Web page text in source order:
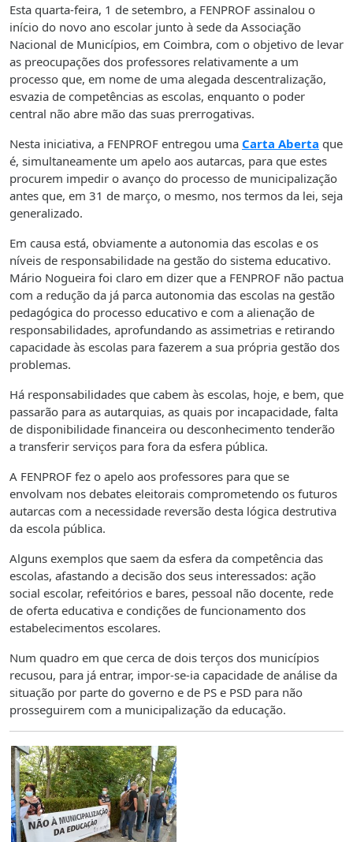
Esta quarta-feira, 1 de setembro, a FENPROF assinalou o
início do novo ano escolar junto à sede da Associação
Nacional de Municípios, em Coimbra, com o objetivo de levar
as preocupações dos professores relativamente a um
processo que, em nome de uma alegada descentralização,
esvazia de competências as escolas, enquanto o poder
central não abre mão das suas prerrogativas.
Nesta iniciativa, a FENPROF entregou uma Carta Aberta que
é, simultaneamente um apelo aos autarcas, para que estes
procurem impedir o avanço do processo de municipalização
antes que, em 31 de março, o mesmo, nos termos da lei, seja
generalizado.
Em causa está, obviamente a autonomia das escolas e os
níveis de responsabilidade na gestão do sistema educativo.
Mário Nogueira foi claro em dizer que a FENPROF não pactua
com a redução da já parca autonomia das escolas na gestão
pedagógica do processo educativo e com a alienação de
responsabilidades, aprofundando as assimetrias e retirando
capacidade às escolas para fazerem a sua própria gestão dos
problemas.
Há responsabilidades que cabem às escolas, hoje, e bem, que
passarão para as autarquias, as quais por incapacidade, falta
de disponibilidade financeira ou desconhecimento tenderão
a transferir serviços para fora da esfera pública.
A FENPROF fez o apelo aos professores para que se
envolvam nos debates eleitorais comprometendo os futuros
autarcas com a necessidade reversão desta lógica destrutiva
da escola pública.
Alguns exemplos que saem da esfera da competência das
escolas, afastando a decisão dos seus interessados: ação
social escolar, refeitórios e bares, pessoal não docente, rede
de oferta educativa e condições de funcionamento dos
estabelecimentos escolares.
Num quadro em que cerca de dois terços dos municípios
recusou, para já entrar, impor-se-ia capacidade de análise da
situação por parte do governo e de PS e PSD para não
prosseguirem com a municipalização da educação.